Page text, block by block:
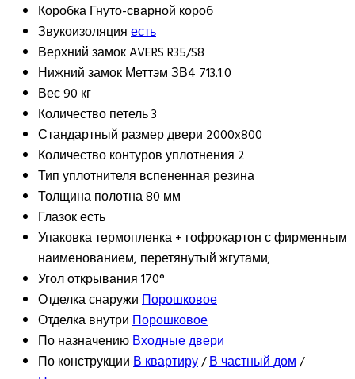
КоробкаГнуто-сварной короб
Звукоизоляцияесть
Верхний замокAVERS R35/S8
Нижний замокМеттэм ЗВ4 713.1.0
Вес90 кг
Количество петель3
Стандартный размер двери 2000x800
Количество контуров уплотнения 2
Тип уплотнителя вспененная резина
Толщина полотна80 мм
Глазокесть
Упаковкатермопленка + гофрокартон с фирменным
наименованием, перетянутый жгутами;
Угол открывания170°
Отделка снаружиПорошковое
Отделка внутриПорошковое
По назначениюВходные двери
По конструкцииВ квартиру/В частный дом/